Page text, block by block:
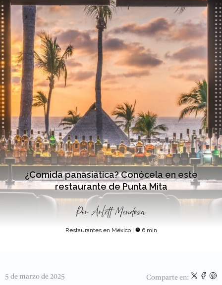
¿Comida panasiática? Conócela en este
restaurante de Punta Mita
Por Arlett Mendoza
Restaurantes en México | 6 min
5 de marzo de 2025 Comparte en: